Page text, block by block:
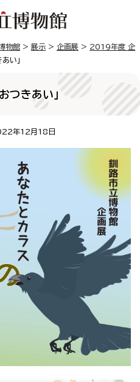
物館 > 展示 > 企画展 > 2019年度 企
い」
つきあい」
年12月18日